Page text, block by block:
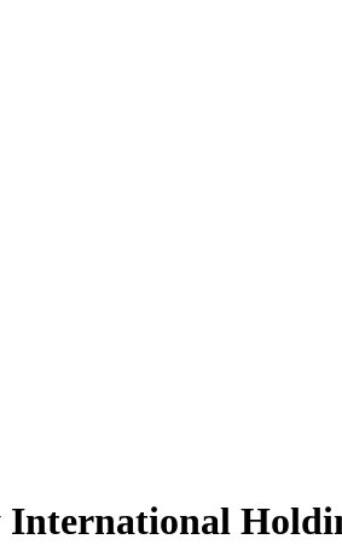
International